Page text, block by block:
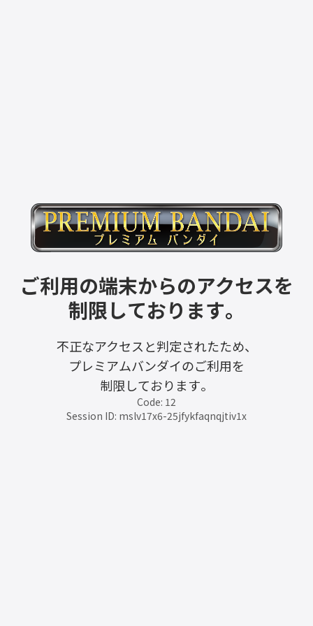
ご利用の端末からのアクセスを
制限しております。
不正なアクセスと判定されたため、
プレミアムバンダイのご利用を
制限しております。
Code: 12
Session ID: mslv17x6-25jfykfaqnqjtiv1x